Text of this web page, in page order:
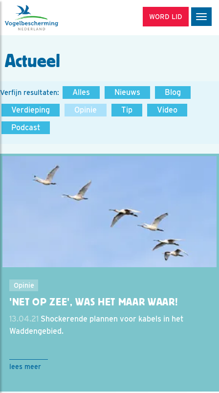
WORD LID
Actueel
Verfijn resultaten: Alles Nieuws
Blog
Verdieping
Opinie Tip
Video
Podcast
Opinie
'NET OP ZEE', WAS HET MAAR WAAR!
13.04.21 Shockerende plannen voor kabels in het
Waddengebied.
lees meer